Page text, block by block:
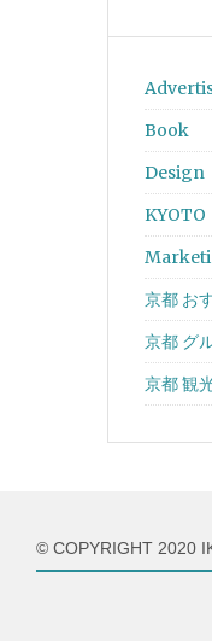
Book
Design
KYOTO
京都 お
京都 グ
京都 観
© COPYRIGHT 2020